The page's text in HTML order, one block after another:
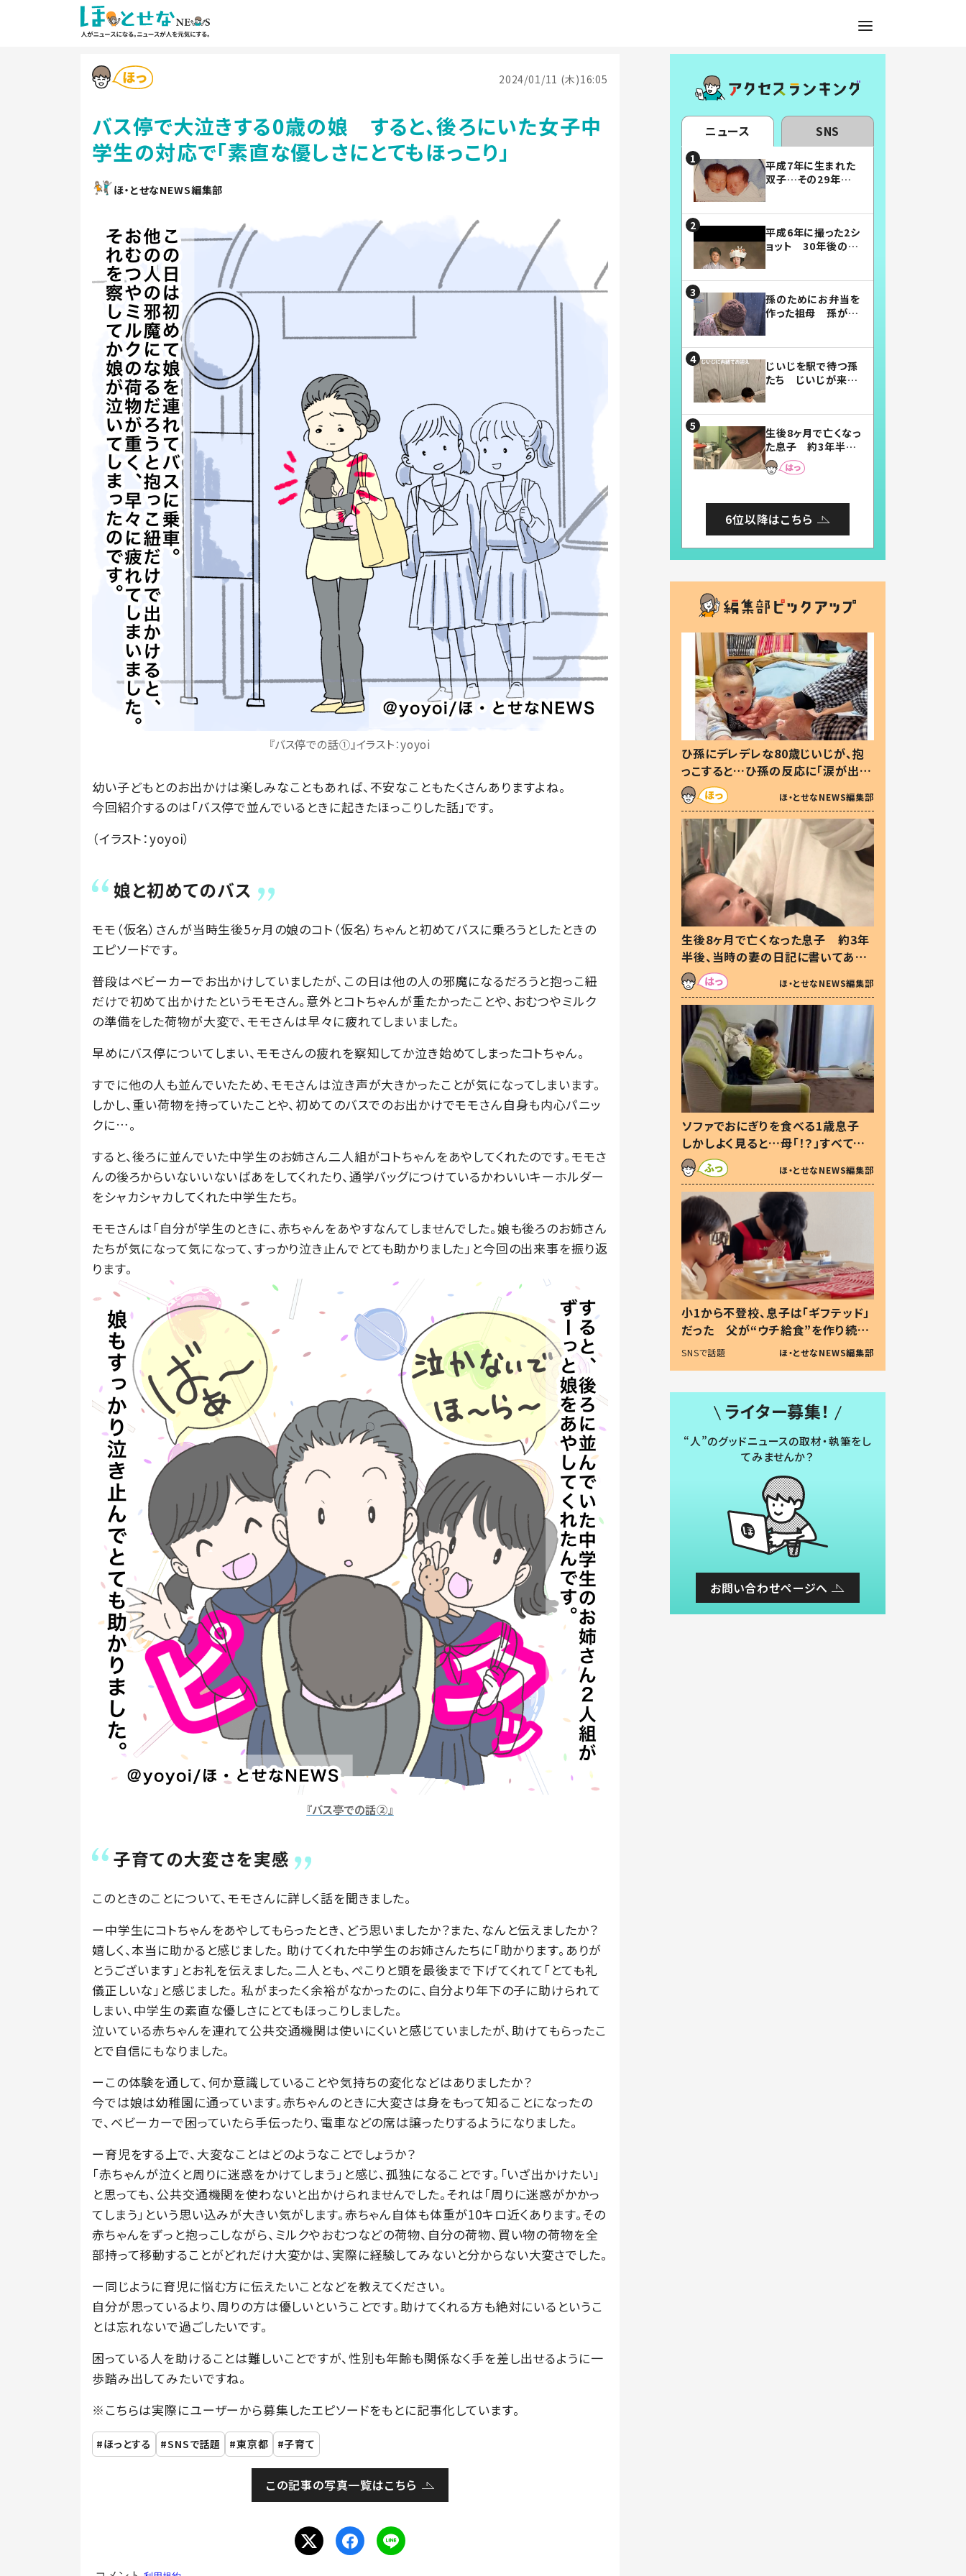
2024/01/11 (木)16:05
バス停で大泣きする0歳の娘 すると、後ろにいた女子中
学生の対応で「素直な優しさにとてもほっこり」
ほ・とせなNEWS編集部
『バス停での話①』イラスト：yoyoi
幼い子どもとのお出かけは楽しみなこともあれば、不安なこともたくさんありますよね。
今回紹介するのは「バス停で並んでいるときに起きたほっこりした話」です。
（イラスト：yoyoi）
娘と初めてのバス
モモ（仮名）さんが当時生後5ヶ月の娘のコト（仮名）ちゃんと初めてバスに乗ろうとしたときの
エピソードです。
普段はベビーカーでお出かけしていましたが、この日は他の人の邪魔になるだろうと抱っこ紐
だけで初めて出かけたというモモさん。意外とコトちゃんが重たかったことや、おむつやミルク
の準備をした荷物が大変で、モモさんは早々に疲れてしまいました。
早めにバス停についてしまい、モモさんの疲れを察知してか泣き始めてしまったコトちゃん。
すでに他の人も並んでいたため、モモさんは泣き声が大きかったことが気になってしまいます。
しかし、重い荷物を持っていたことや、初めてのバスでのお出かけでモモさん自身も内心パニッ
クに…。
すると、後ろに並んでいた中学生のお姉さん二人組がコトちゃんをあやしてくれたのです。モモさ
んの後ろからいないいないばあをしてくれたり、通学バッグにつけているかわいいキーホルダー
をシャカシャカしてくれた中学生たち。
モモさんは「自分が学生のときに、赤ちゃんをあやすなんてしませんでした。娘も後ろのお姉さん
たちが気になって気になって、すっかり泣き止んでとても助かりました」と今回の出来事を振り返
ります。
『バス亭での話②』
子育ての大変さを実感
このときのことについて、モモさんに詳しく話を聞きました。
ー中学生にコトちゃんをあやしてもらったとき、どう思いましたか？また、なんと伝えましたか？
嬉しく、本当に助かると感じました。 助けてくれた中学生のお姉さんたちに「助かります。ありが
とうございます」とお礼を伝えました。二人とも、ぺこりと頭を最後まで下げてくれて「とても礼
儀正しいな」と感じました。 私がまったく余裕がなかったのに、自分より年下の子に助けられて
しまい、中学生の素直な優しさにとてもほっこりしました。
泣いている赤ちゃんを連れて公共交通機関は使いにくいと感じていましたが、助けてもらったこ
とで自信にもなりました。
ーこの体験を通して、何か意識していることや気持ちの変化などはありましたか？
今では娘は幼稚園に通っています。赤ちゃんのときに大変さは身をもって知ることになったの
で、ベビーカーで困っていたら手伝ったり、電車などの席は譲ったりするようになりました。
ー育児をする上で、大変なことはどのようなことでしょうか？
「赤ちゃんが泣くと周りに迷惑をかけてしまう」と感じ、孤独になることです。「いざ出かけたい」
と思っても、公共交通機関を使わないと出かけられませんでした。それは「周りに迷惑がかかっ
てしまう」という思い込みが大きい気がします。赤ちゃん自体も体重が10キロ近くあります。その
赤ちゃんをずっと抱っこしながら、ミルクやおむつなどの荷物、自分の荷物、買い物の荷物を全
部持って移動することがどれだけ大変かは、実際に経験してみないと分からない大変さでした。
ー同じように育児に悩む方に伝えたいことなどを教えてください。
自分が思っているより、周りの方は優しいということです。助けてくれる方も絶対にいるというこ
とは忘れないで過ごしたいです。
困っている人を助けることは難しいことですが、性別も年齢も関係なく手を差し出せるように一
歩踏み出してみたいですね。
※こちらは実際にユーザーから募集したエピソードをもとに記事化しています。
ほっとする SNSで話題 東京都 子育て
この記事の写真一覧はこちら
ニュース SNS
平成7年に生まれた
双子…その29年後
平成6年に撮った2シ
ョット 30年後の姿
孫のためにお弁当を
作った祖母 孫が絶
じいじを駅で待つ孫
たち じいじが来た
まらない」「幸せにな
れる」
生後8ヶ月で亡くなっ
た息子 約3年半
後、当時の妻の日記
に書いてあった本音
6位以降はこちら
ひ孫にデレデレな80歳じいじが、抱
っこすると…ひ孫の反応に「涙が出ま
した」「可愛くて仕方ない」
ほ・とせなNEWS編集部
生後8ヶ月で亡くなった息子 約3年
半後、当時の妻の日記に書いてあっ
た本音とは
ほ・とせなNEWS編集部
ソファでおにぎりを食べる1歳息子
しかしよく見ると…母「！？」すべてを
察した母の投稿に「可愛いから許
す！」「現行犯〜」
ほ・とせなNEWS編集部
小1から不登校、息子は「ギフテッド」
だった 父が“ウチ給食”を作り続け
る理由とは #令和の親 #令和の子
SNSで話題 ほ・とせなNEWS編集部
ライター募集！
“人”のグッドニュースの取材・執筆をし
てみませんか？
お問い合わせページへ